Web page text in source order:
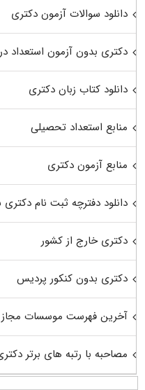
دانلود سوالات آزمون دکتری
دکتری بدون آزمون استعداد
دانلود کتاب زبان دکتری
منابع استعداد تحصیلی
منابع آزمون دکتری
دانلود دفترچه ثبت نام
دکتری خارج از کشور
دکتری بدون کنکور پردیس
آخرین فهرست موسسات مجاز
مصاحبه با رتبه های برتر